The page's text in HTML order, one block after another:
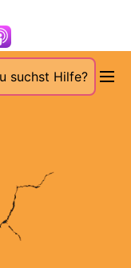
suchst Hilfe?